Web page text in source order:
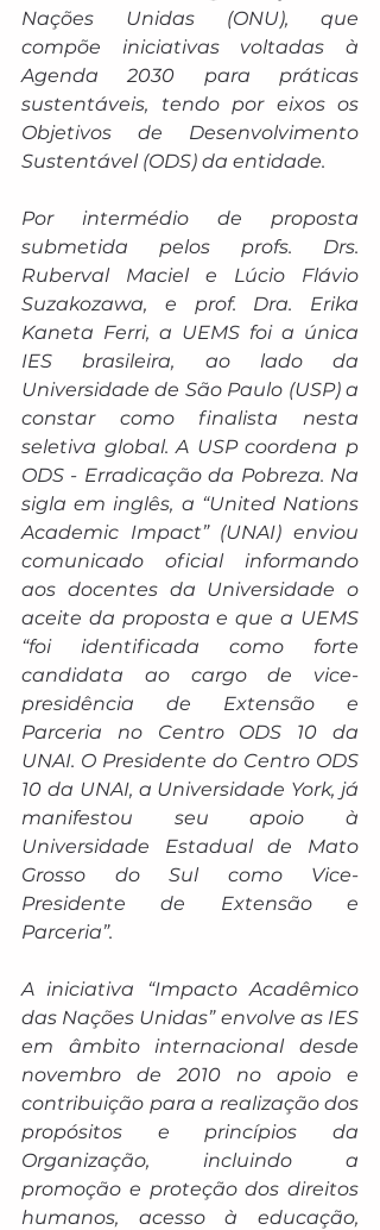
Nações Unidas (ONU), que
compõe iniciativas voltadas à
Agenda 2030 para práticas
sustentáveis, tendo por eixos os
Objetivos de Desenvolvimento
Sustentável (ODS) da entidade.
Por intermédio de proposta
submetida pelos profs. Drs.
Ruberval Maciel e Lúcio Flávio
Suzakozawa, e prof. Dra. Erika
Kaneta Ferri, a UEMS foi a única
IES brasileira, ao lado da
Universidade de São Paulo (USP) a
constar como finalista nesta
seletiva global. A USP coordena p
ODS - Erradicação da Pobreza. Na
sigla em inglês, a “United Nations
Academic Impact” (UNAI) enviou
comunicado oficial informando
aos docentes da Universidade o
aceite da proposta e que a UEMS
“foi identificada como forte
candidata ao cargo de vice-
presidência de Extensão e
Parceria no Centro ODS 10 da
UNAI. O Presidente do Centro ODS
10 da UNAI, a Universidade York, já
manifestou seu apoio à
Universidade Estadual de Mato
Grosso do Sul como Vice-
Presidente de Extensão e
Parceria”.
A iniciativa “Impacto Acadêmico
das Nações Unidas” envolve as IES
em âmbito internacional desde
novembro de 2010 no apoio e
contribuição para a realização dos
propósitos e princípios da
Organização, incluindo a
promoção e proteção dos direitos
humanos, acesso à educação,